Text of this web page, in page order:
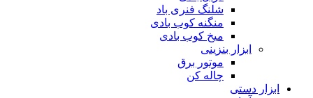
شلنگ فنری باد
منگنه کوب بادی
میخ کوب بادی
ابزار بنزینی
موتور برق
چاله کن
ابزار دستی